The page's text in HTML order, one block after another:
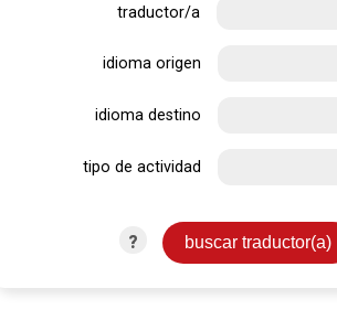
traductor/a
idioma origen
idioma destino
tipo de actividad
?